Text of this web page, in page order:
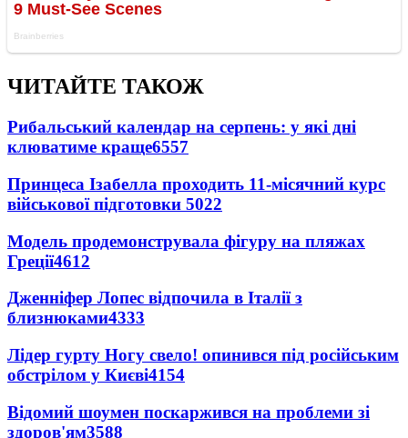
ЧИТАЙТЕ ТАКОЖ
Рибальський календар на серпень: у які дні
клюватиме краще6557
Принцеса Ізабелла проходить 11-місячний курс
військової підготовки 5022
Модель продемонструвала фігуру на пляжах
Греції4612
Дженніфер Лопес відпочила в Італії з
близнюками4333
Лідер гурту Ногу свело! опинився під російським
обстрілом у Києві4154
Відомий шоумен поскаржився на проблеми зі
здоров'ям3588